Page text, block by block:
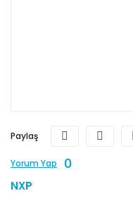
Paylaş
Yorum Yap 0
NXP